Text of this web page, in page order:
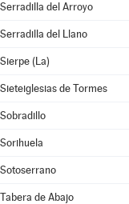
Serradilla del Arroyo
Serradilla del Llano
Sierpe (La)
Sieteiglesias de Tormes
Sobradillo
Sorihuela
Sotoserrano
Tabera de Abajo